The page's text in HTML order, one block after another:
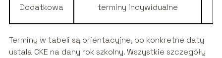
Dodatkowa terminy indywidualne
Terminy w tabeli są orientacyjne, bo konkretne daty
ustala CKE na dany rok szkolny. Wszystkie szczegóły